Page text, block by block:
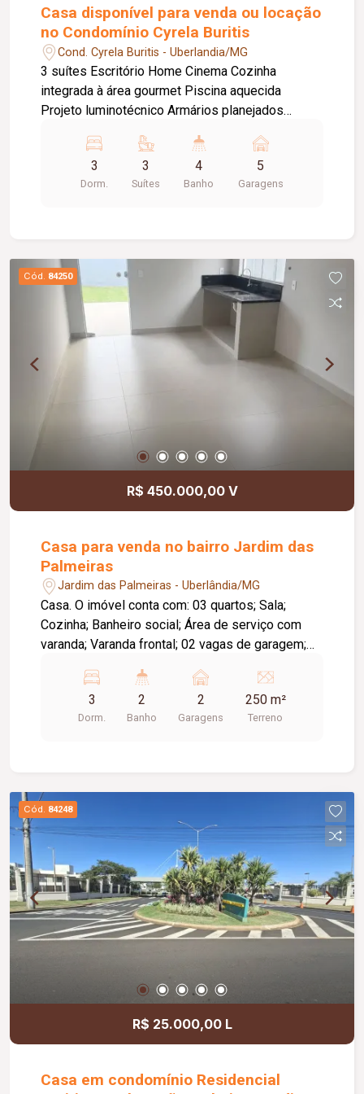
Casa disponível para venda ou locação
no Condomínio Cyrela Buritis
Cond. Cyrela Buritis - Uberlandia/MG
3 suítes Escritório Home Cinema Cozinha
integrada à área gourmet Piscina aquecida
Projeto luminotécnico Armários planejados
de sótão
3
Dorm.
3
Suítes
4
Banho
5
Garagens
Cód. 84250
R$ 450.000,00 V
Casa para venda no bairro Jardim das
Palmeiras
Jardim das Palmeiras - Uberlândia/MG
Casa. O imóvel conta com: 03 quartos; Sala;
Cozinha; Banheiro social; Área de serviço com
varanda; Varanda frontal; 02 vagas de garagem;
3
Dorm.
2
Banho
2
Garagens
250 m²
Terreno
Cód. 84248
R$ 25.000,00 L
Casa em condomínio Residencial